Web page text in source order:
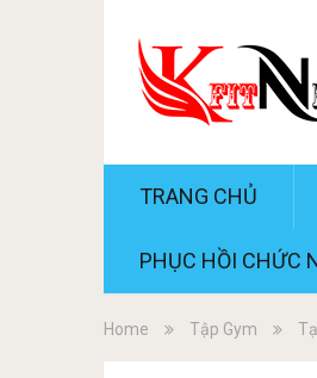
TRANG CHỦ
PHỤC HỒI CHỨC
Home Tập Gym